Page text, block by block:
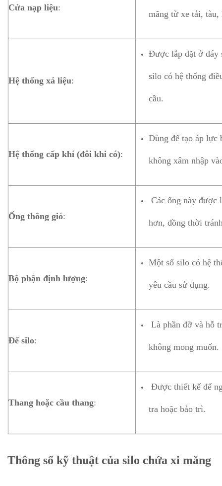
Cửa nạp liệu:
măng từ xe tải, tàu,
Hệ thống xả liệu:
Được lắp đặt ở đáy
silo có hệ thống
cầu.
Hệ thống cấp khí (đôi khi có):
Dùng để tạo áp lực
không xâm nhập
Ống thông gió:
Các ống này được
hơn, đồng thời
Bộ phận định lượng:
Một số silo có hệ
yêu cầu sử dụng.
Đế silo:
Là phần đỡ và hỗ
không mong muốn.
Thang hoặc cầu thang:
Được thiết kế để
tra hoặc bảo trì.
Thông số kỹ thuật của silo chứa xi măng